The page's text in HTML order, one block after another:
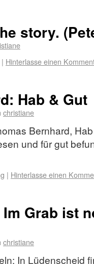
story.
| Hinterlasse einen
Hab & Gut
christiane
Bernhard,
und für gut
| Hinterlasse einen
Grab ist
christiane
In Lüdenscheid